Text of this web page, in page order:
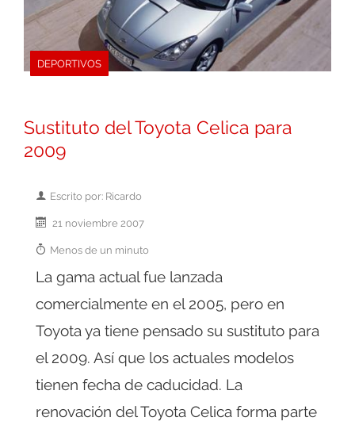
DEPORTIVOS
Sustituto del Toyota Celica para
2009
Escrito por: Ricardo
21 noviembre 2007
Menos de un minuto
La gama actual fue lanzada
comercialmente en el 2005, pero en
Toyota ya tiene pensado su sustituto para
el 2009. Así que los actuales modelos
tienen fecha de caducidad. La
renovación del Toyota Celica forma parte